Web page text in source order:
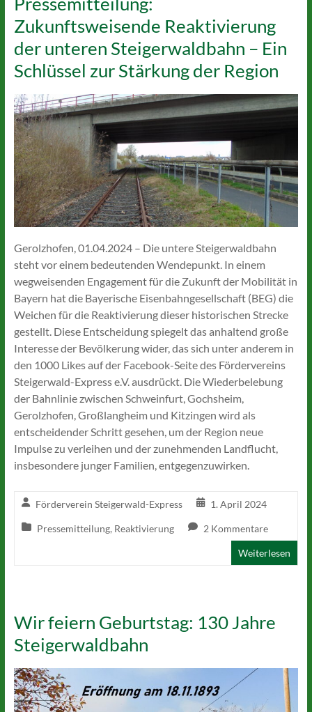
Zukunftsweisende Reaktivierung
der unteren Steigerwaldbahn – Ein
Schlüssel zur Stärkung der Region
Gerolzhofen, 01.04.2024 – Die untere Steigerwaldbahn
steht vor einem bedeutenden Wendepunkt. In einem
wegweisenden Engagement für die Zukunft der Mobilität in
Bayern hat die Bayerische Eisenbahngesellschaft (BEG) die
Weichen für die Reaktivierung dieser historischen Strecke
gestellt. Diese Entscheidung spiegelt das anhaltend große
Interesse der Bevölkerung wider, das sich unter anderem in
den 1000 Likes auf der Facebook-Seite des Fördervereins
Steigerwald-Express e.V. ausdrückt. Die Wiederbelebung
der Bahnlinie zwischen Schweinfurt, Gochsheim,
Gerolzhofen, Großlangheim und Kitzingen wird als
entscheidender Schritt gesehen, um der Region neue
Impulse zu verleihen und der zunehmenden Landflucht,
insbesondere junger Familien, entgegenzuwirken.
Förderverein Steigerwald-Express 1. April 2024
Pressemitteilung, Reaktivierung 2 Kommentare
Weiterlesen
Wir feiern Geburtstag: 130 Jahre
Steigerwaldbahn